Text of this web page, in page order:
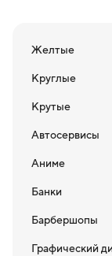
Желтые
Круглые
Крутые
Автосервисы
Аниме
Банки
Барбершопы
Графический